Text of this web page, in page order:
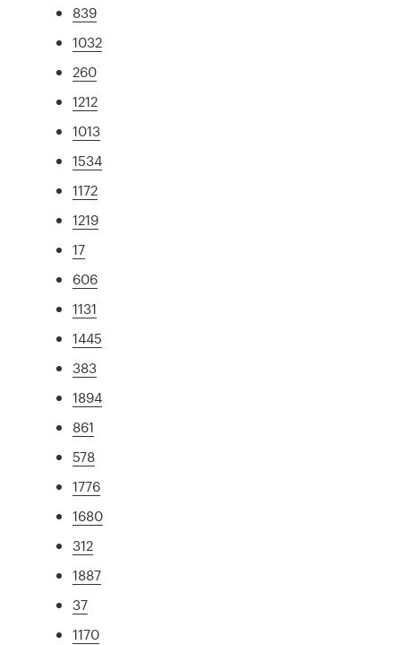
839
1032
260
1212
1013
1534
1172
1219
17
606
1131
1445
383
1894
861
578
1776
1680
312
1887
37
1170